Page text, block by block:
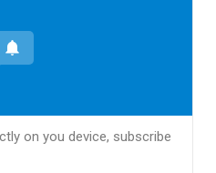
on you device, subscribe